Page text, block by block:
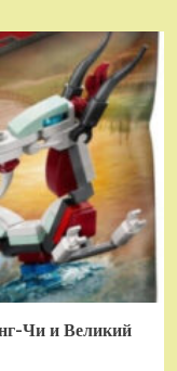
Чи и Великий